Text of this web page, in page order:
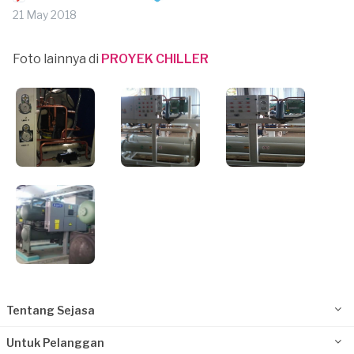
21 May 2018
Foto lainnya di PROYEK CHILLER
Tentang Sejasa
Untuk Pelanggan